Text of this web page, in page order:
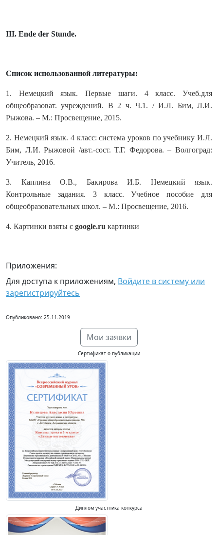
III. Ende der Stunde.
Список использованной литературы:
1. Немецкий язык. Первые шаги. 4 класс. Учеб.для
общеобразоват. учреждений. В 2 ч. Ч.1. / И.Л. Бим, Л.И.
Рыжова. – М.: Просвещение, 2015.
2. Немецкий язык. 4 класс: система уроков по учебнику И.Л.
Бим, Л.И. Рыжовой /авт.-сост. Т.Г. Федорова. – Волгоград:
Учитель, 2016.
3. Каплина О.В., Бакирова И.Б. Немецкий язык.
Контрольные задания. 3 класс. Учебное пособие для
общеобразовательных школ. – М.: Просвещение, 2016.
4. Картинки взяты с google.ru картинки
Приложения:
Для доступа к приложениям, Войдите в систему или
зарегистрируйтесь
Опубликовано: 25.11.2019
Мои заявки
Сертификат о публикации
Диплом участника конкурса